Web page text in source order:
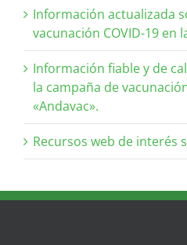
Información actualizada
vacunación COVID-19 en
Información fiable y de
la campaña de
«Andavac».
Recursos web de interés